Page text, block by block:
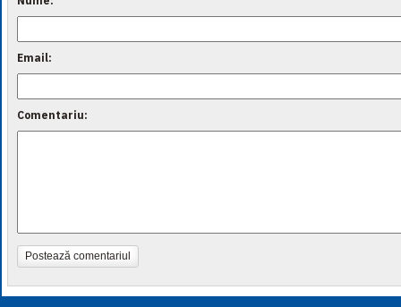
Email:
Comentariu:
Postează comentariul